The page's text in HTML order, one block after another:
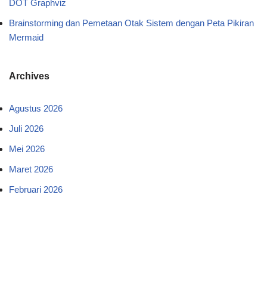
DOT Graphviz
Brainstorming dan Pemetaan Otak Sistem dengan Peta Pikiran
Mermaid
Archives
Agustus 2026
Juli 2026
Mei 2026
Maret 2026
Februari 2026